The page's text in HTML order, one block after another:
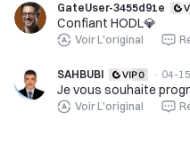
GateUser-3455d91e
Confiant HODL💎
Voir L'original
SAHBUBI · 04-
Je vous souhaite
Voir L'original